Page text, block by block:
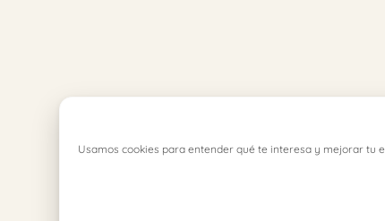
Usamos cookies para entender qué te interesa y mejorar tu